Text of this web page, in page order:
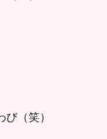
（笑）